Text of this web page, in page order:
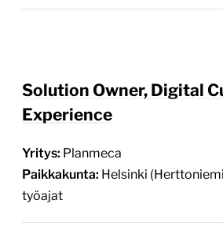
Solution Owner, Digital
Experience
Yritys: Planmeca
Paikkakunta: Helsinki
työajat